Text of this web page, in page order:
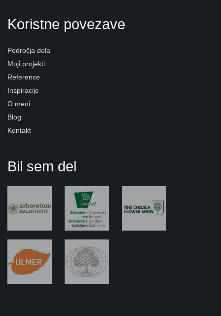
Koristne povezave
Področja dela
Moji projekti
Reference
Inspiracije
O meni
Blog
Kontakt
Bil sem del